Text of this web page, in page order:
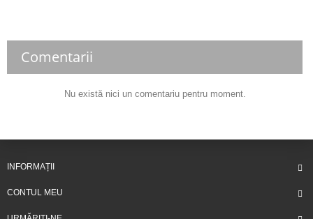
Comentarii
Nu există nici un comentariu pentru moment.
INFORMAȚII
CONTUL MEU